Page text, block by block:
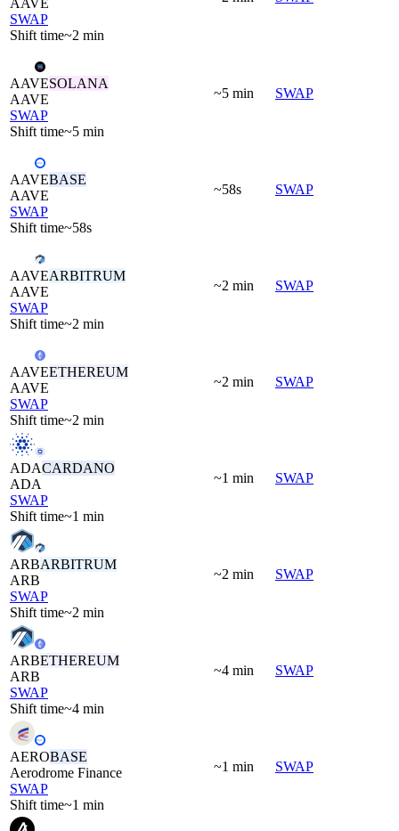
SWAP
Shift time~2 min
AAVESOLANA
AAVE
SWAP
Shift time~5 min
~5 min SWAP
AAVEBASE
AAVE
SWAP
Shift time~58s
~58s SWAP
AAVEARBITRUM
AAVE
SWAP
Shift time~2 min
~2 min SWAP
AAVEETHEREUM
AAVE
SWAP
Shift time~2 min
~2 min SWAP
ADACARDANO
ADA
SWAP
Shift time~1 min
~1 min SWAP
ARBARBITRUM
ARB
SWAP
Shift time~2 min
~2 min SWAP
ARBETHEREUM
ARB
SWAP
Shift time~4 min
~4 min SWAP
AEROBASE
Aerodrome Finance
SWAP
Shift time~1 min
~1 min SWAP